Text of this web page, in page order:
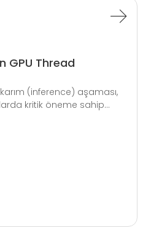
GPU Thread
(inference) aşaması,
kritik öneme sahip...